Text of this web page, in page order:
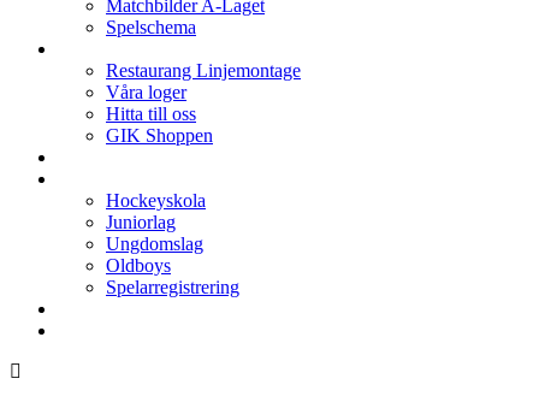
Matchbilder A-Laget
Spelschema
Restaurang Linjemontage
Våra loger
Hitta till oss
GIK Shoppen
Hockeyskola
Juniorlag
Ungdomslag
Oldboys
Spelarregistrering